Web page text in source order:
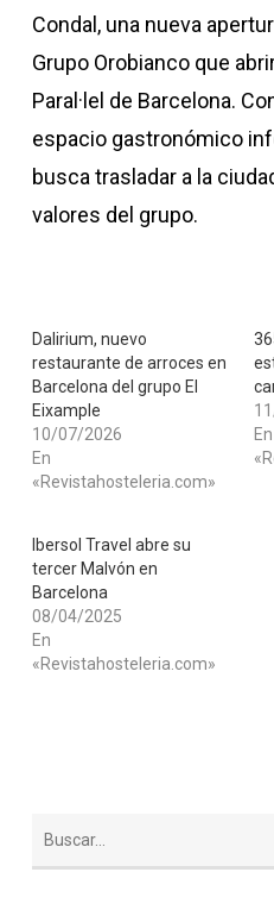
Condal, una nueva
Grupo Orobianco que
Paral·lel de Barcelona.
espacio gastronómico
busca trasladar a la
valores del grupo.
Dalirium, nuevo
restaurante de arroces en
Barcelona del grupo El
Eixample
10/07/2026
En
«Revistahosteleria.com»
En
Ibersol Travel abre su
tercer Malvón en
Barcelona
08/04/2025
En
«Revistahosteleria.com»